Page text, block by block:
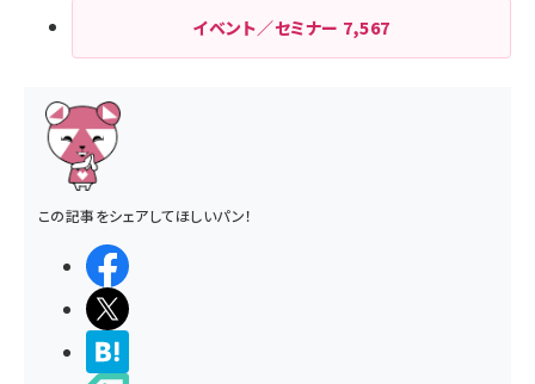
イベント／セミナー 7,567
この記事をシェアしてほしいパン！